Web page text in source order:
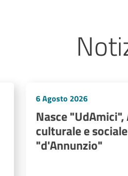
6 Agosto 2026
Nasce
culturale e
"d'Annunzio"